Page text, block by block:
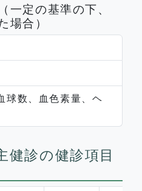
一定の基準の下、
場合）
球数、血色素量、ヘ
健診の健診項目